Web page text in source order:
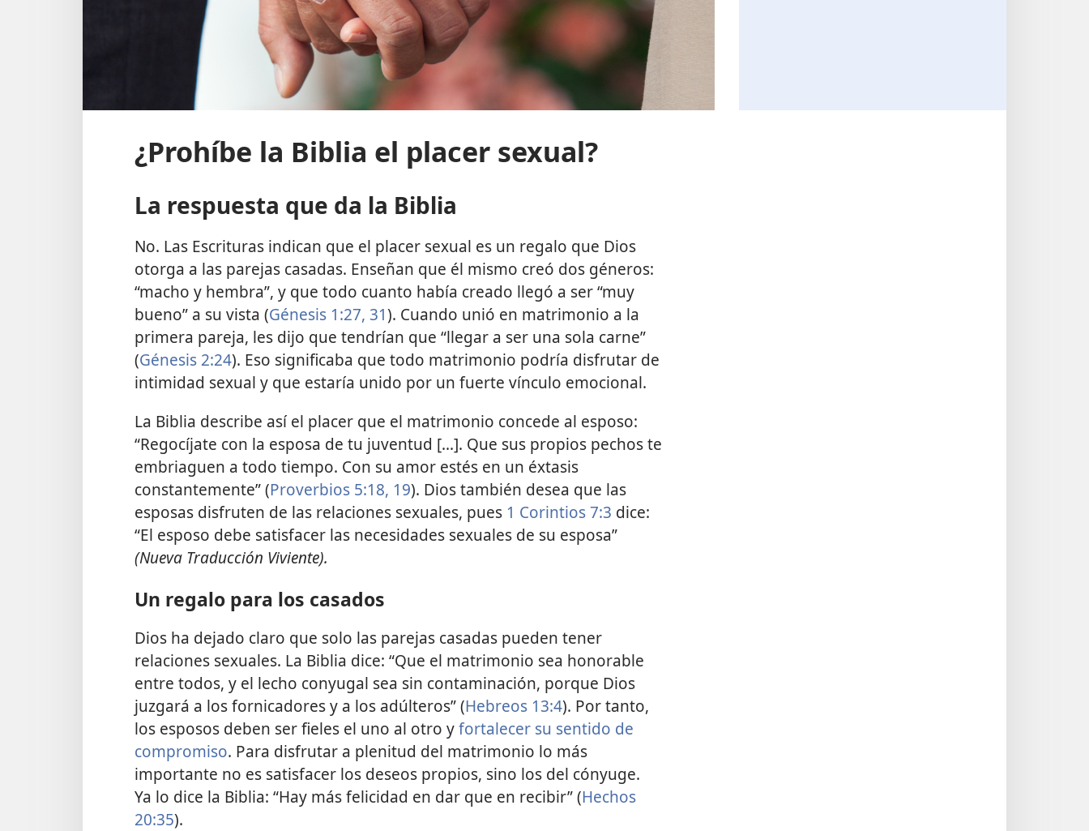
¿Prohíbe la Biblia el placer sexual?
La respuesta que da la Biblia
No. Las Escrituras indican que el placer sexual es un regalo que Dios
otorga a las parejas casadas. Enseñan que él mismo creó dos géneros:
“macho y hembra”, y que todo cuanto había creado llegó a ser “muy
bueno” a su vista (Génesis 1:​27, 31). Cuando unió en matrimonio a la
primera pareja, les dijo que tendrían que “llegar a ser una sola carne”
(Génesis 2:​24). Eso significaba que todo matrimonio podría disfrutar de
intimidad sexual y que estaría unido por un fuerte vínculo emocional.
La Biblia describe así el placer que el matrimonio concede al esposo:
“Regocíjate con la esposa de tu juventud [...]. Que sus propios pechos te
embriaguen a todo tiempo. Con su amor estés en un éxtasis
constantemente” (Proverbios 5:​18, 19). Dios también desea que las
esposas disfruten de las relaciones sexuales, pues 1 Corintios 7:3 dice:
“El esposo debe satisfacer las necesidades sexuales de su esposa”
(Nueva Traducción Viviente).
Un regalo para los casados
Dios ha dejado claro que solo las parejas casadas pueden tener
relaciones sexuales. La Biblia dice: “Que el matrimonio sea honorable
entre todos, y el lecho conyugal sea sin contaminación, porque Dios
juzgará a los fornicadores y a los adúlteros” (Hebreos 13:4). Por tanto,
los esposos deben ser fieles el uno al otro yfortalecer su sentido de
compromiso. Para disfrutar a plenitud del matrimonio lo más
importante no es satisfacer los deseos propios, sino los del cónyuge.
Ya lo dice la Biblia: “Hay más felicidad en dar que en recibir” (Hechos
20:35).